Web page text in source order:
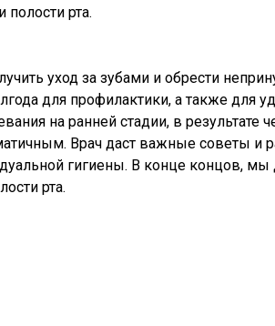
рта.
уход за зубами и обрести
для профилактики, а также для
на ранней стадии, в результате
Врач даст важные советы и
гигиены. В конце концов,
рта.